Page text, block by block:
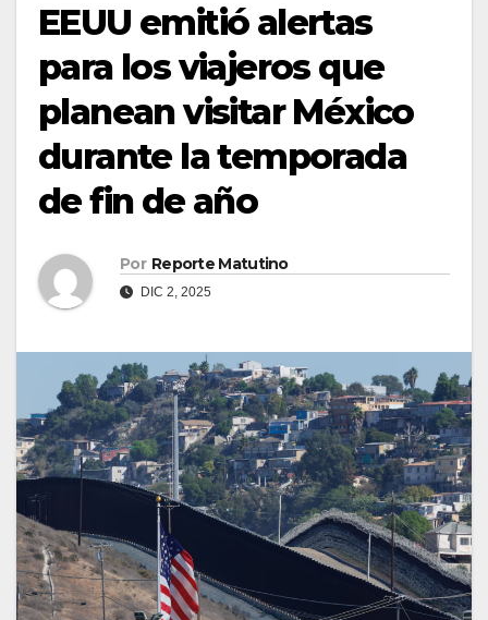
EEUU emitió alertas
para los viajeros que
planean visitar México
durante la temporada
de fin de año
Por Reporte Matutino
DIC 2, 2025